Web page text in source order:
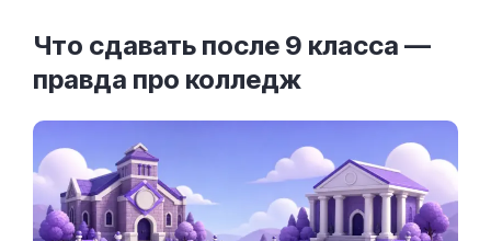
Что сдавать после 9 класса —
правда про колледж